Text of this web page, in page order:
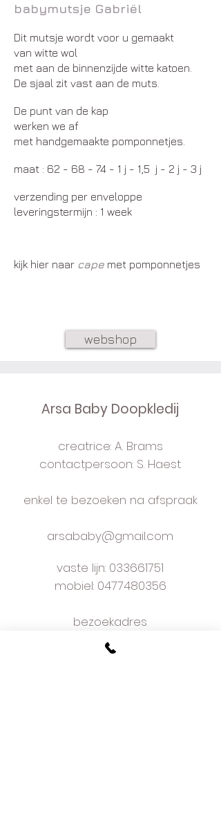
babymutsje Gabriël
Dit mutsje wordt voor u gemaakt
van witte wol
met aan de binnenzijde witte katoen.
De sjaal zit vast aan de muts.
De punt van de kap
werken we af
met handgemaakte pomponnetjes.
maat : 62 - 68 - 74 - 1 j - 1,5 j - 2 j - 3 j
verzending per enveloppe
leveringstermijn : 1 week
kijk hier naar cape met pomponnetjes
webshop
Arsa Baby Doopkledij
creatrice: A. Brams
contactpersoon: S. Haest
enkel te bezoeken na afspraak
arsababy@gmail.com
vaste lijn: 033661751
mobiel: 0477480356
bezoekadres
Kapelaan Staslaan 9
2160 Wommelgem